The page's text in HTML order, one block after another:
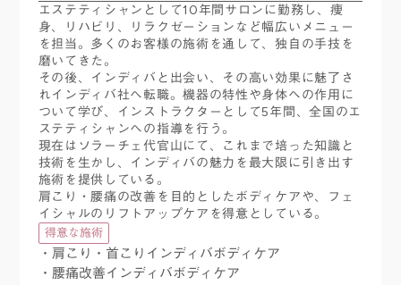
エステティシャンとして10年間サロンに勤務し、痩
身、リハビリ、リラクゼーションなど幅広いメニュー
を担当。多くのお客様の施術を通して、独自の手技を
磨いてきた。
その後、インディバと出会い、その高い効果に魅了さ
れインディバ社へ転職。機器の特性や身体への作用に
ついて学び、インストラクターとして5年間、全国のエ
ステティシャンへの指導を行う。
現在はソラーチェ代官山にて、これまで培った知識と
技術を生かし、インディバの魅力を最大限に引き出す
施術を提供している。
肩こり・腰痛の改善を目的としたボディケアや、フェ
イシャルのリフトアップケアを得意としている。
得意な施術
・肩こり・首こりインディバボディケア
・腰痛改善インディバボディケア